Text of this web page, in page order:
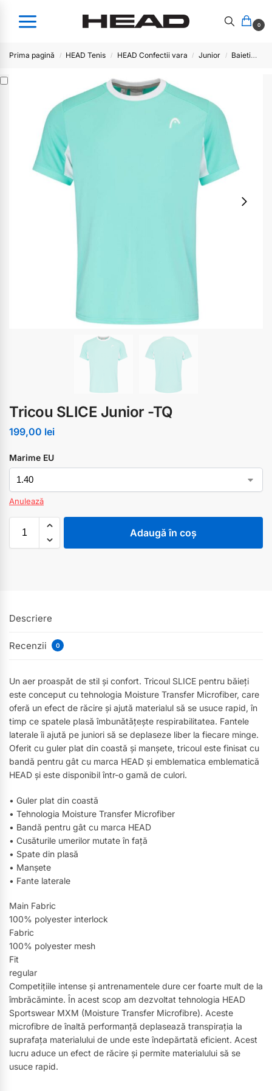
0
Prima pagină / HEAD Tenis / HEAD Confectii vara / Junior / Baieti
Tricou SLICE Junior -TQ
199,00 lei
Marime EU
Anulează
Adaugă în coș
Descriere
Recenzii 0
Un aer proaspăt de stil și confort. Tricoul SLICE pentru băieți
este conceput cu tehnologia Moisture Transfer Microfiber, care
oferă un efect de răcire și ajută materialul să se usuce rapid, în
timp ce spatele plasă îmbunătățește respirabilitatea. Fantele
laterale îi ajută pe juniori să se deplaseze liber la fiecare minge.
Oferit cu guler plat din coastă și manșete, tricoul este finisat cu
bandă pentru gât cu marca HEAD și emblematica emblematică
HEAD și este disponibil într-o gamă de culori.
• Guler plat din coastă
• Tehnologia Moisture Transfer Microfiber
• Bandă pentru gât cu marca HEAD
• Cusăturile umerilor mutate în față
• Spate din plasă
• Manșete
• Fante laterale
Main Fabric
100% polyester interlock
Fabric
100% polyester mesh
Fit
regular
Competițiile intense și antrenamentele dure cer foarte mult de la
îmbrăcăminte. În acest scop am dezvoltat tehnologia HEAD
Sportswear MXM (Moisture Transfer Microfibre). Aceste
microfibre de înaltă performanță deplasează transpirația la
suprafața materialului de unde este îndepărtată eficient. Acest
lucru aduce un efect de răcire și permite materialului să se
usuce rapid.